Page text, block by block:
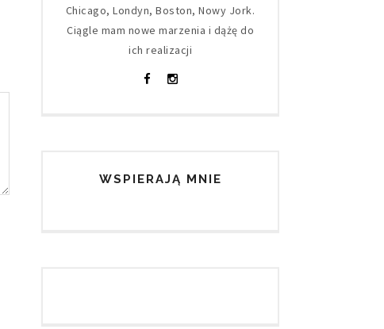
Chicago, Londyn, Boston, Nowy Jork.
Ciągle mam nowe marzenia i dążę do
ich realizacji
WSPIERAJĄ MNIE